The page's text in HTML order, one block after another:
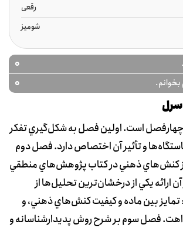
رقعی
شومیز
0
0
است. اولين فصل به شکل‌گيري تفکر
و تأثير آن اختصاص دارد. فصل دوم
کنش‌هاي ذهني در کتاب پژوهش‌هاي منطقي
ارائه يکي از درخشان‌ترين تحليل‌ها از
بين ماده و کيفيت کنش‌هاي ذهني، و
فصل سوم بر شرح روش پديدارشناسانه و